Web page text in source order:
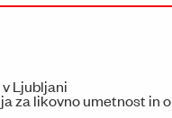
Ljubljani
za likovno umetnost in